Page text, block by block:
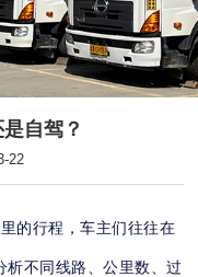
自驾？
22
的行程，车主们往往在
析不同线路、公里数、过